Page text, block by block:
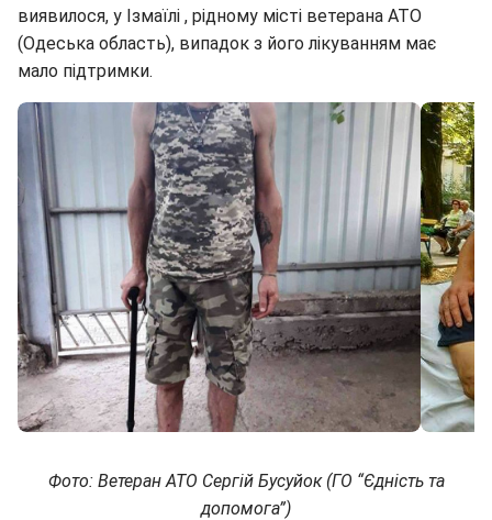
виявилося, у Ізмаїлі , рідному місті ветерана АТО
(Одеська область), випадок з його лікуванням має
мало підтримки.
Фото: Ветеран АТО Сергій Бусуйок (ГО “Єдність та
допомога”)